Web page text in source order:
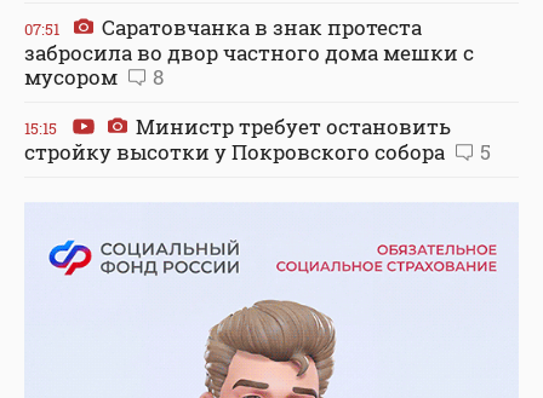
07:51
Саратовчанка в знак протеста
забросила во двор частного дома мешки с
мусором
8
15:15
Министр требует остановить
стройку высотки у Покровского собора
5